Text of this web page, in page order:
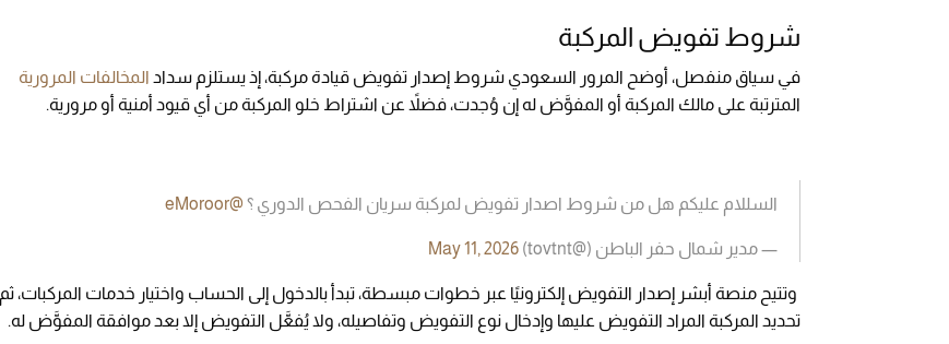
شروط تفويض المركبة
في سياق منفصل، أوضح المرور السعودي شروط إصدار تفويض قيادة مركبة، إذ يستلزم سداد المخالفات المرورية
المترتبة على مالك المركبة أو المفوَّض له إن وُجدت، فضلاً عن اشتراط خلو المركبة من أي قيود أمنية أو مرورية.
السللام عليكم هل من شروط اصدار تفويض لمركبة سريان الفحص الدوري ؟ @eMoroor
— مدير شمال حفر الباطن (@tovtnt) May 11, 2026
وتتيح منصة أبشر إصدار التفويض إلكترونيًا عبر خطوات مبسطة، تبدأ بالدخول إلى الحساب واختيار خدمات المركبات، ثم
تحديد المركبة المراد التفويض عليها وإدخال نوع التفويض وتفاصيله، ولا يُفعَّل التفويض إلا بعد موافقة المفوَّض له.